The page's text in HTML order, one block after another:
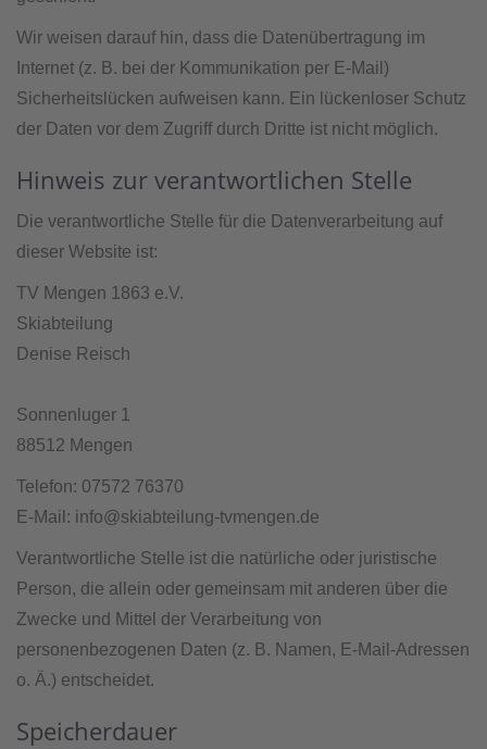
Wir weisen darauf hin, dass die Datenübertragung im
Internet (z. B. bei der Kommunikation per E-Mail)
Sicherheitslücken aufweisen kann. Ein lückenloser Schutz
der Daten vor dem Zugriff durch Dritte ist nicht möglich.
Hinweis zur verantwortlichen Stelle
Die verantwortliche Stelle für die Datenverarbeitung auf
dieser Website ist:
TV Mengen 1863 e.V.
Skiabteilung
Denise Reisch
Sonnenluger 1
88512 Mengen
Telefon: 07572 76370
E-Mail: info@skiabteilung-tvmengen.de
Verantwortliche Stelle ist die natürliche oder juristische
Person, die allein oder gemeinsam mit anderen über die
Zwecke und Mittel der Verarbeitung von
personenbezogenen Daten (z. B. Namen, E-Mail-Adressen
o. Ä.) entscheidet.
Speicherdauer